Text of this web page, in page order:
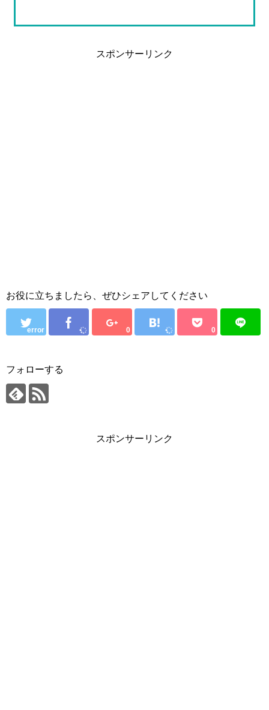
スポンサーリンク
お役に立ちましたら、ぜひシェアしてください
error 0 0
フォローする
スポンサーリンク